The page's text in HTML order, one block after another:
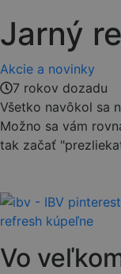
Jarný
Akcie a novinky
7 rokov dozadu
Všetko navôkol sa
Možno sa vám
tak začať
Vo